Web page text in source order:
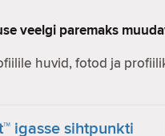
veelgi paremaks
huvid, fotod ja
igasse sihtpunkti